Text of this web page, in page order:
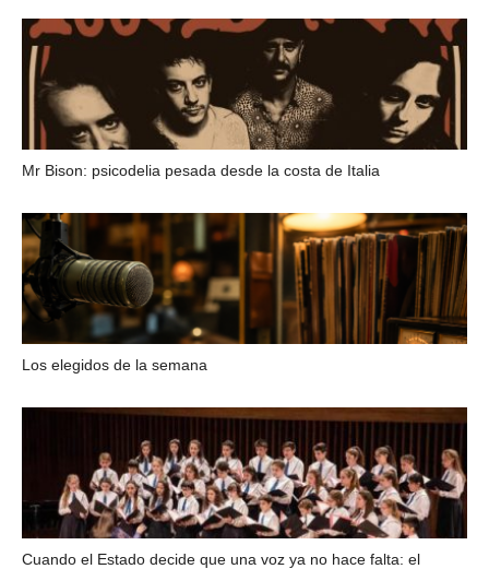
Mr Bison: psicodelia pesada desde la costa de Italia
Los elegidos de la semana
Cuando el Estado decide que una voz ya no hace falta: el